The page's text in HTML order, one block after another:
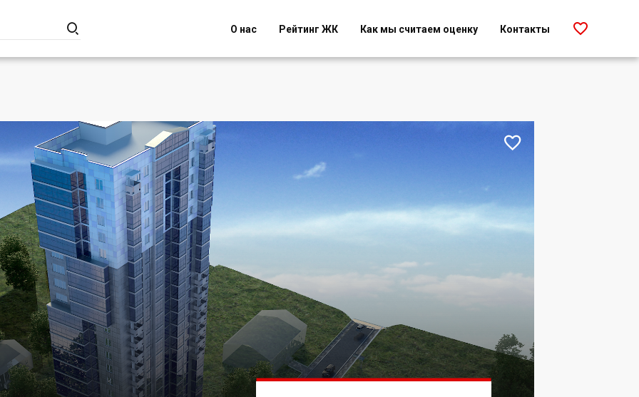
 О нас Рейтинг ЖК Как мы считаем оценку Контакты 
